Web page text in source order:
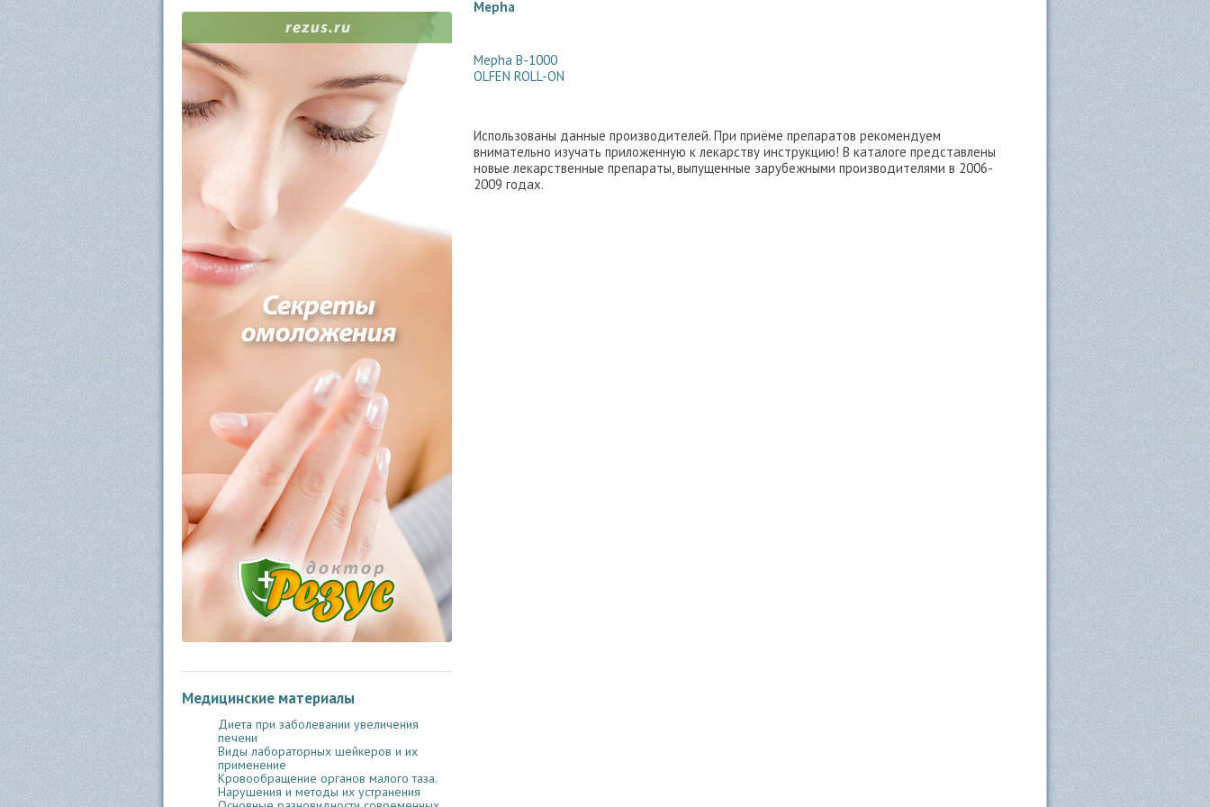
Медицинские материалы
Диета при заболевании увеличения
печени
Виды лабораторных шейкеров и их
применение
Кровообращение органов малого таза.
Нарушения и методы их устранения
Mepha
Mepha В-1000
OLFEN ROLL-ON
Использованы данные производителей. При приёме препаратов рекомендуем
внимательно изучать приложенную к лекарству инструкцию! В каталоге представлены
новые лекарственные препараты, выпущенные зарубежными производителями в 2006-
2009 годах.